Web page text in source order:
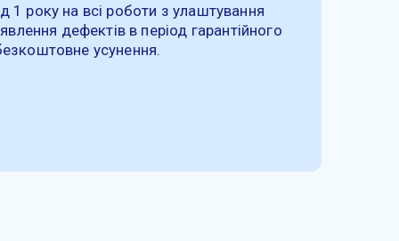
1 року на всі роботи з улаштування
дефектів в період гарантійного
усунення.